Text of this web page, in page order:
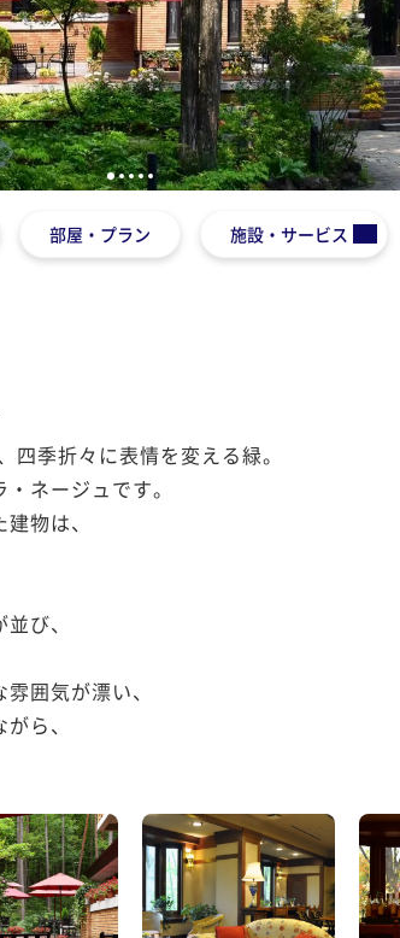
1 2345
部屋・プラン 施設・サービス
季折々に表情を変える緑。
ネージュです。
物は、
び、
囲気が漂い、
ら、